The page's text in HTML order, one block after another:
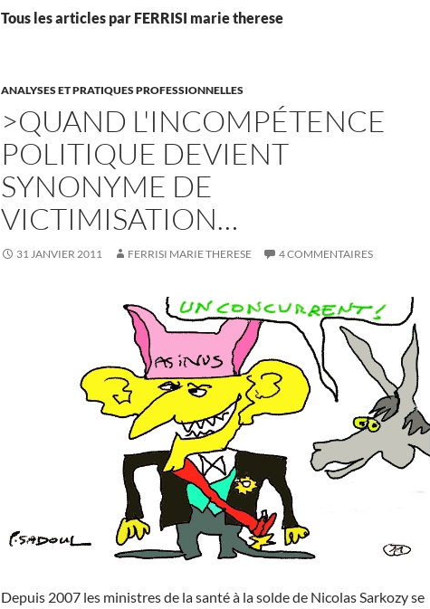
Tous les articles par FERRISI marie therese
ANALYSES ET PRATIQUES PROFESSIONNELLES
>QUAND L'INCOMPÉTENCE
POLITIQUE DEVIENT
SYNONYME DE
VICTIMISATION…
31 JANVIER 2011 FERRISI MARIE THERESE 4 COMMENTAIRES
Depuis 2007 les ministres de la santé à la solde de Nicolas Sarkozy se